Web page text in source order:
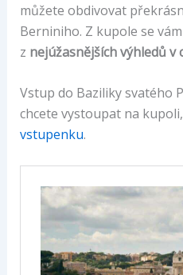
můžete obdivovat
Berniniho. Z kupole se
z nejúžasnějších výhledů v
Vstup do Baziliky svatého
chcete vystoupat na
vstupenku.